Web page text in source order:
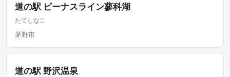
道の駅 ビーナスライン蓼科湖
たてしなこ
茅野市
道の駅 野沢温泉